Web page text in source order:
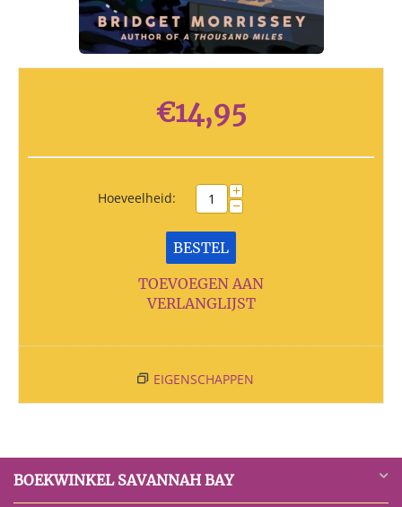
€14,95
Hoeveelheid: +
−
BESTEL
TOEVOEGEN AAN
VERLANGLIJST
EIGENSCHAPPEN
BOEKWINKEL SAVANNAH BAY